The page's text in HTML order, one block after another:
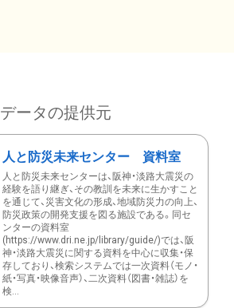
データの提供元
人と防災未来センター 資料室
人と防災未来センターは、阪神・淡路大震災の
経験を語り継ぎ、その教訓を未来に生かすこと
を通じて、災害文化の形成、地域防災力の向上、
防災政策の開発支援を図る施設である。同セ
ンターの資料室
(https://www.dri.ne.jp/library/guide/)では、阪
神・淡路大震災に関する資料を中心に収集・保
存しており、検索システムでは一次資料（モノ・
紙・写真・映像音声）、二次資料（図書・雑誌）を
検...